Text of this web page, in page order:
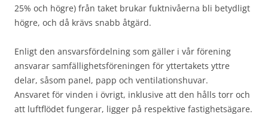
25% och högre) från taket brukar fuktnivåerna bli betydligt
högre, och då krävs snabb åtgärd.
Enligt den ansvarsfördelning som gäller i vår förening
ansvarar samfällighetsföreningen för yttertakets yttre
delar, såsom panel, papp och ventilationshuvar.
Ansvaret för vinden i övrigt, inklusive att den hålls torr och
att luftflödet fungerar, ligger på respektive fastighetsägare.